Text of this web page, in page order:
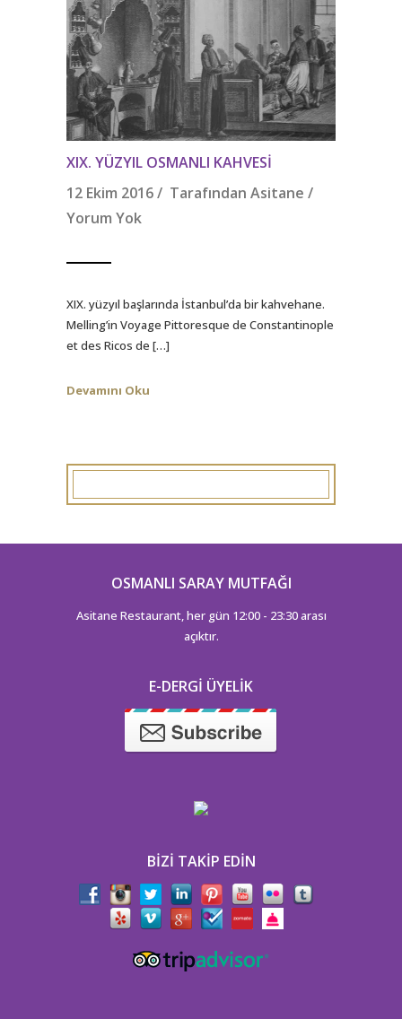
XIX. YÜZYIL OSMANLI KAHVESI
12 Ekim 2016 / Tarafından Asitane /
Yorum Yok
XIX. yüzyıl başlarında İstanbul’da bir kahvehane.
Melling’in Voyage Pittoresque de Constantinople
et des Ricos de […]
Devamını Oku
OSMANLI SARAY MUTFAĞI
Asitane Restaurant, her gün 12:00 - 23:30 arası
açıktır.
E-DERGI ÜYELIK
BIZI TAKIP EDIN